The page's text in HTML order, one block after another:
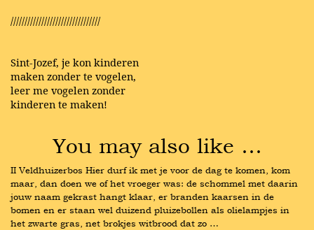
////////////////////////////////
Sint-Jozef, je kon kinderen
maken zonder te vogelen,
leer me vogelen zonder
kinderen te maken!
You may also like …
II Veldhuizerbos Hier durf ik met je voor de dag te komen, kom
maar, dan doen we of het vroeger was: de schommel met daarin
jouw naam gekrast hangt klaar, er branden kaarsen in de
bomen en er staan wel duizend pluizebollen als olielampjes in
het zwarte gras, net brokjes witbrood dat zo …